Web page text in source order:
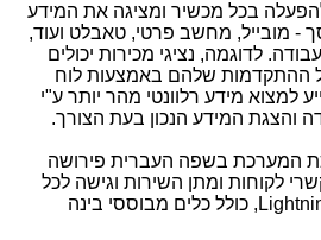
בכל מכשיר ומציגה את המידע
- מובייל, מחשב פרטי, טאבלט ועוד,
לדוגמה, נציגי מכירות יכולים
ההתקדמות שלהם באמצעות לוח
למצוא מידע רלוונטי מהר יותר ע"י
והצגת המידע הנכון בעת הצורך.
המערכת בשפה העברית פירושה
לקוחות ומתן השירות וגישה לכל
, כולל כלים מבוססי בינה